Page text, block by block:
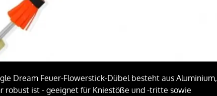
Dream Feuer-Flowerstick-Dübel besteht aus Aluminium,
robust ist - geeignet für Kniestöße und -tritte sowie